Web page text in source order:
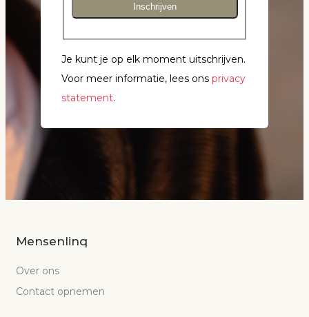
Inschrijven
Je kunt je op elk moment uitschrijven.
Voor meer informatie, lees ons privacy
statement.
Mensenlinq
Over ons
Contact opnemen